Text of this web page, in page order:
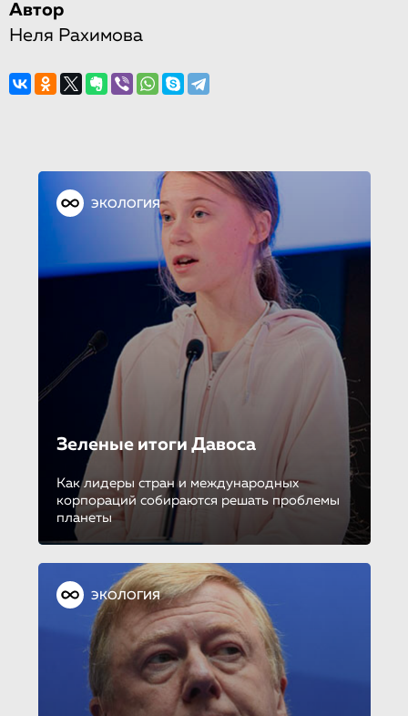
Автор
Неля Рахимова
ЭКОЛОГИЯ
Зеленые итоги Давоса
Как лидеры стран и международных
корпораций собираются решать проблемы
планеты
ЭКОЛОГИЯ